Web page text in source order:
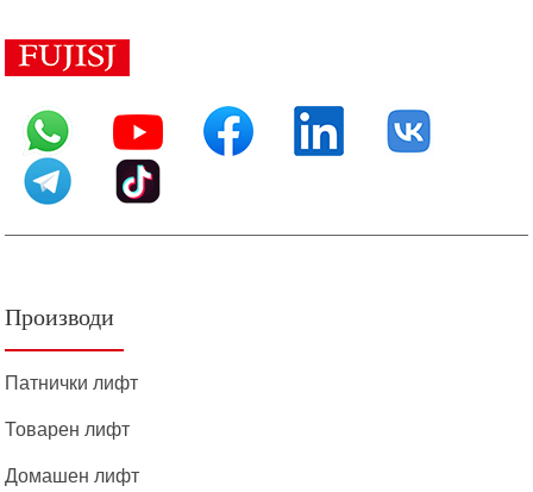
Производи
Патнички лифт
Товарен лифт
Домашен лифт